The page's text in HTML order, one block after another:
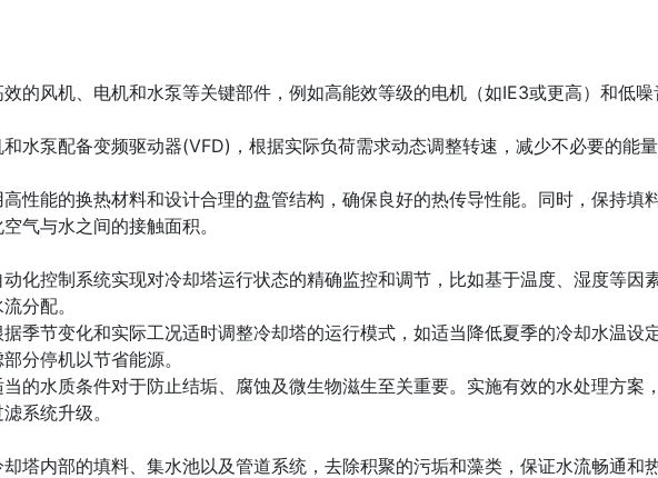
的风机、电机和水泵等关键部件，例如高能效等级的电机（如IE3或更高）和低噪
水泵配备变频驱动器(VFD)，根据实际负荷需求动态调整转速，减少不必要的能量
性能的换热材料和设计合理的盘管结构，确保良好的热传导性能。同时，保持填
气与水之间的接触面积。
化控制系统实现对冷却塔运行状态的精确监控和调节，比如基于温度、湿度等因
分配。
季节变化和实际工况适时调整冷却塔的运行模式，如适当降低夏季的冷却水温设
分停机以节省能源。
的水质条件对于防止结垢、腐蚀及微生物滋生至关重要。实施有效的水处理方案，
系统升级。
塔内部的填料、集水池以及管道系统，去除积聚的污垢和藻类，保证水流畅通和